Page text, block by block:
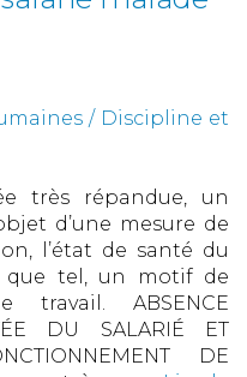
/ Discipline et
très répandue, un
d’une mesure de
l’état de santé du
que tel, un motif de
ABSENCE
DU SALARIÉ ET
DE